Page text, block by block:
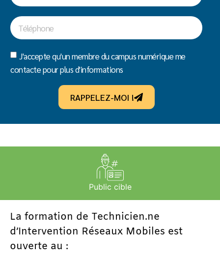
J'accepte qu'un membre du campus numérique me
contacte pour plus d'informations
RAPPELEZ-MOI !
Public cible
La formation de Technicien.ne
d’Intervention Réseaux Mobiles est
ouverte au :